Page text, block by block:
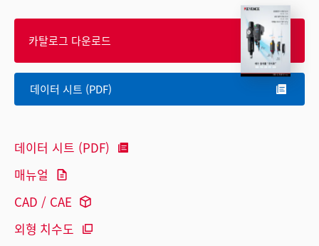
카탈로그 다운로드
데이터 시트 (PDF)
데이터 시트 (PDF)
매뉴얼
CAD / CAE
외형 치수도